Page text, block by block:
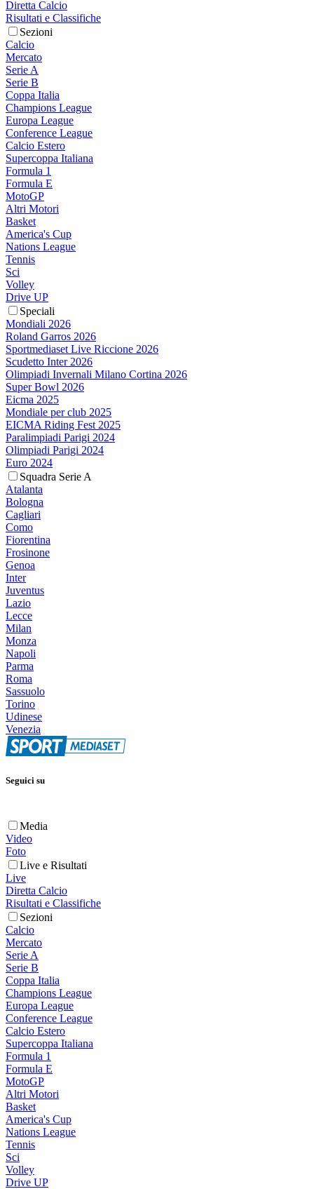
Diretta Calcio
Risultati e Classifiche
Sezioni
Calcio
Mercato
Serie A
Serie B
Coppa Italia
Champions League
Europa League
Conference League
Calcio Estero
Supercoppa Italiana
Formula 1
Formula E
MotoGP
Altri Motori
Basket
America's Cup
Nations League
Tennis
Sci
Volley
Drive UP
Speciali
Mondiali 2026
Roland Garros 2026
Sportmediaset Live Riccione 2026
Scudetto Inter 2026
Olimpiadi Invernali Milano Cortina 2026
Super Bowl 2026
Eicma 2025
Mondiale per club 2025
EICMA Riding Fest 2025
Paralimpiadi Parigi 2024
Olimpiadi Parigi 2024
Euro 2024
Squadra Serie A
Atalanta
Bologna
Cagliari
Como
Fiorentina
Frosinone
Genoa
Inter
Juventus
Lazio
Lecce
Milan
Monza
Napoli
Parma
Roma
Sassuolo
Torino
Udinese
Venezia
Seguici su
Media
Video
Foto
Live e Risultati
Live
Diretta Calcio
Risultati e Classifiche
Sezioni
Calcio
Mercato
Serie A
Serie B
Coppa Italia
Champions League
Europa League
Conference League
Calcio Estero
Supercoppa Italiana
Formula 1
Formula E
MotoGP
Altri Motori
Basket
America's Cup
Nations League
Tennis
Sci
Volley
Drive UP